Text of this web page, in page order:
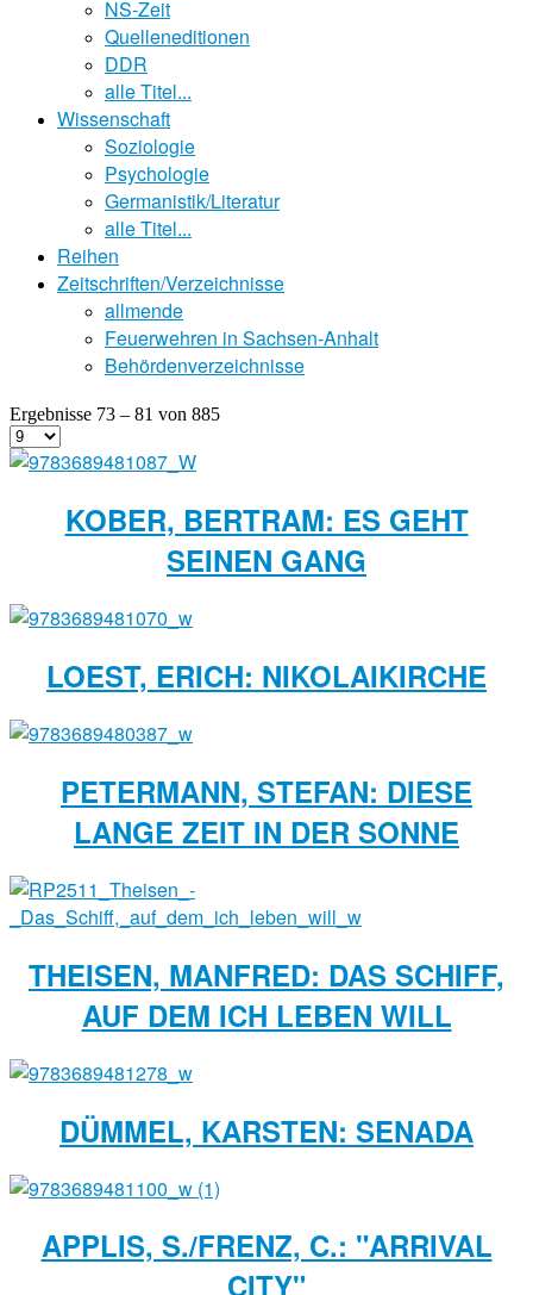
NS-Zeit
Quelleneditionen
DDR
alle Titel...
Wissenschaft
Soziologie
Psychologie
Germanistik/Literatur
alle Titel...
Reihen
Zeitschriften/Verzeichnisse
allmende
Feuerwehren in Sachsen-Anhalt
Behördenverzeichnisse
Ergebnisse 73 – 81 von 885
KOBER, BERTRAM: ES GEHT
SEINEN GANG
LOEST, ERICH: NIKOLAIKIRCHE
PETERMANN, STEFAN: DIESE
LANGE ZEIT IN DER SONNE
THEISEN, MANFRED: DAS SCHIFF,
AUF DEM ICH LEBEN WILL
DÜMMEL, KARSTEN: SENADA
APPLIS, S./FRENZ, C.: "ARRIVAL
CITY"